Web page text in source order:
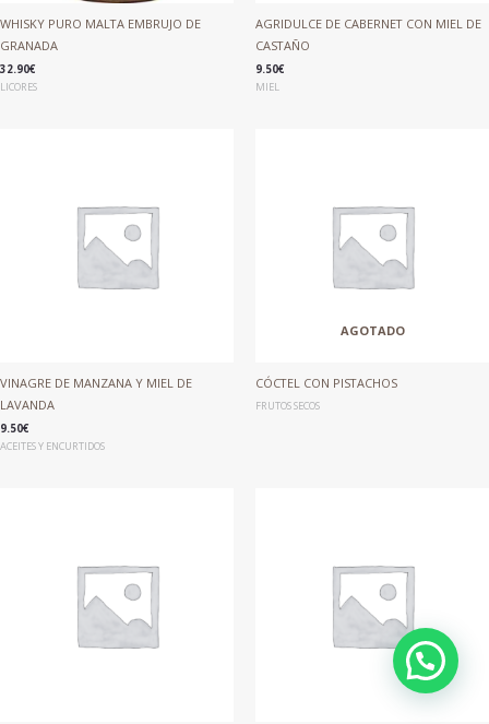
WHISKY PURO MALTA EMBRUJO DE
GRANADA
32.90€
LICORES
AGRIDULCE DE CABERNET CON MIEL DE
CASTAÑO
9.50€
MIEL
VINAGRE DE MANZANA Y MIEL DE
LAVANDA
9.50€
ACEITES Y ENCURTIDOS
AGOTADO
CÓCTEL CON PISTACHOS
FRUTOS SECOS